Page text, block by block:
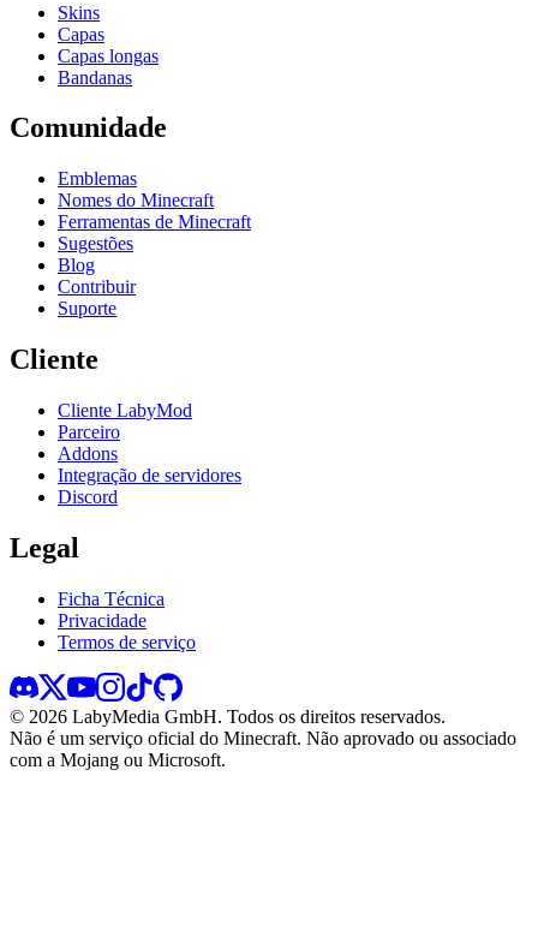
Skins
Capas
Capas longas
Bandanas
Comunidade
Emblemas
Nomes do Minecraft
Ferramentas de Minecraft
Sugestões
Blog
Contribuir
Suporte
Cliente
Cliente LabyMod
Parceiro
Addons
Integração de servidores
Discord
Legal
Ficha Técnica
Privacidade
Termos de serviço
© 2026 LabyMedia GmbH. Todos os direitos reservados.
Não é um serviço oficial do Minecraft. Não aprovado ou associado
com a Mojang ou Microsoft.